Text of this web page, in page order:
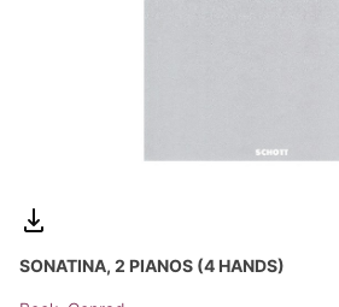
SONATINA, 2 PIANOS (4 HANDS)